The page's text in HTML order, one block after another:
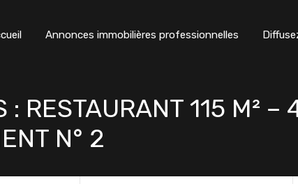
Annonces immobilières professionnelles
: RESTAURANT 115 M²
N° 2